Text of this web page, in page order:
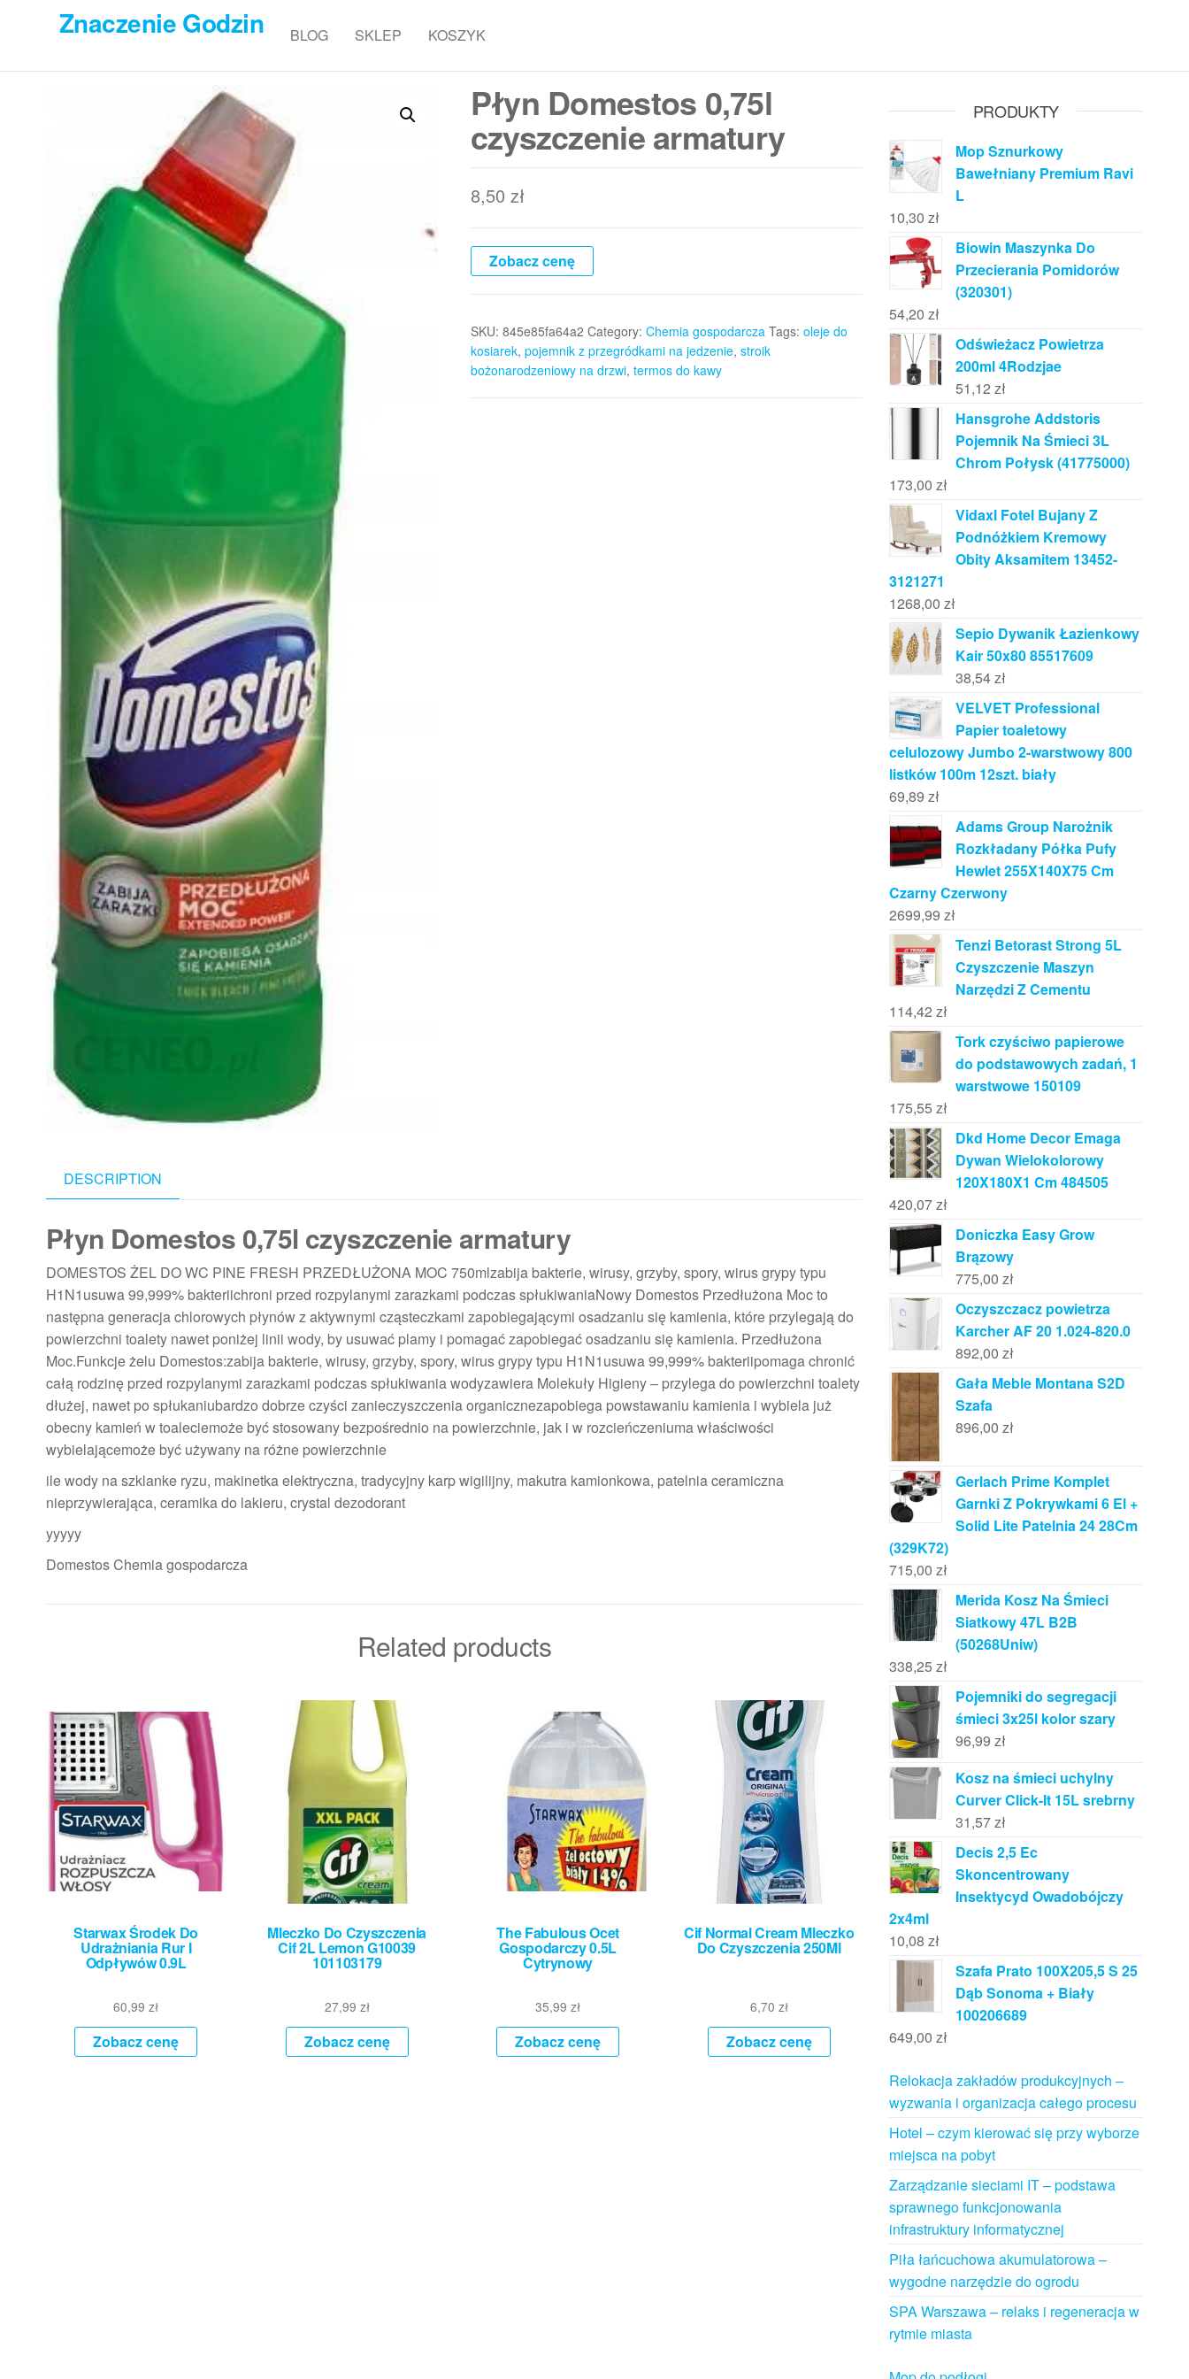
Znaczenie Godzin BLOG SKLEP KOSZYK
Płyn Domestos 0,75l
czyszczenie armatury
8,50 zł
Zobacz cenę
SKU: 845e85fa64a2 Category: Chemia gospodarcza Tags: oleje do
kosiarek, pojemnik z przegródkami na jedzenie, stroik
bożonarodzeniowy na drzwi, termos do kawy
DESCRIPTION
Płyn Domestos 0,75l czyszczenie armatury
DOMESTOS ŻEL DO WC PINE FRESH PRZEDŁUŻONA MOC 750mlzabija bakterie, wirusy, grzyby, spory, wirus grypy typu
H1N1usuwa 99,999% bakteriichroni przed rozpylanymi zarazkami podczas spłukiwaniaNowy Domestos Przedłużona Moc to
następna generacja chlorowych płynów z aktywnymi cząsteczkami zapobiegającymi osadzaniu się kamienia, które przylegają do
powierzchni toalety nawet poniżej linii wody, by usuwać plamy i pomagać zapobiegać osadzaniu się kamienia. Przedłużona
Moc.Funkcje żelu Domestos:zabija bakterie, wirusy, grzyby, spory, wirus grypy typu H1N1usuwa 99,999% bakteriipomaga chronić
całą rodzinę przed rozpylanymi zarazkami podczas spłukiwania wodyzawiera Molekuły Higieny – przylega do powierzchni toalety
dłużej, nawet po spłukaniubardzo dobrze czyści zanieczyszczenia organicznezapobiega powstawaniu kamienia i wybiela już
obecny kamień w toaleciemoże być stosowany bezpośrednio na powierzchnie, jak i w rozcieńczeniuma właściwości
wybielającemoże być używany na różne powierzchnie
ile wody na szklanke ryzu, makinetka elektryczna, tradycyjny karp wigilijny, makutra kamionkowa, patelnia ceramiczna
nieprzywierająca, ceramika do lakieru, crystal dezodorant
yyyyy
Domestos Chemia gospodarcza
Related products
Starwax Środek Do
Udrażniania Rur I
Odpływów 0.9L
60,99zł
Zobacz cenę
Mleczko Do Czyszczenia
Cif 2L Lemon G10039
101103179
27,99 zł
Zobacz cenę
The Fabulous Ocet
Gospodarczy 0.5L
Cytrynowy
35,99zł
Zobacz cenę
Cif Normal Cream Mleczko
Do Czyszczenia 250Ml
6,70 zł
Zobacz cenę
PRODUKTY
Mop Sznurkowy
Bawełniany Premium Ravi
L
10,30 zł
Biowin Maszynka Do
Przecierania Pomidorów
(320301)
54,20 zł
Odświeżacz Powietrza
200ml 4Rodzjae
51,12 zł
Hansgrohe Addstoris
Pojemnik Na Śmieci 3L
Chrom Połysk (41775000)
173,00 zł
Vidaxl Fotel Bujany Z
Podnóżkiem Kremowy
Obity Aksamitem 13452-
3121271
1268,00 zł
Sepio Dywanik Łazienkowy
Kair 50x80 85517609
38,54zł
VELVET Professional
Papier toaletowy
celulozowy Jumbo 2-warstwowy 800
listków 100m 12szt. biały
69,89 zł
Adams Group Narożnik
Rozkładany Półka Pufy
Hewlet 255X140X75 Cm
Czarny Czerwony
2699,99 zł
Tenzi Betorast Strong 5L
Czyszczenie Maszyn
Narzędzi Z Cementu
114,42 zł
Tork czyściwo papierowe
do podstawowych zadań, 1
warstwowe 150109
175,55 zł
Dkd Home Decor Emaga
Dywan Wielokolorowy
120X180X1 Cm 484505
420,07zł
Doniczka Easy Grow
Brązowy
775,00 zł
Oczyszczacz powietrza
Karcher AF 20 1.024-820.0
892,00 zł
Gała Meble Montana S2D
Szafa
896,00 zł
Gerlach Prime Komplet
Garnki Z Pokrywkami 6 El +
Solid Lite Patelnia 24 28Cm
(329K72)
715,00 zł
Merida Kosz Na Śmieci
Siatkowy 47L B2B
(50268Uniw)
338,25 zł
Pojemniki do segregacji
śmieci 3x25l kolor szary
96,99 zł
Kosz na śmieci uchylny
Curver Click-It 15L srebrny
31,57zł
Decis 2,5 Ec
Skoncentrowany
Insektycyd Owadobójczy
2x4ml
10,08 zł
Szafa Prato 100X205,5 S 25
Dąb Sonoma + Biały
100206689
649,00 zł
Relokacja zakładów produkcyjnych –
wyzwania i organizacja całego procesu
Hotel – czym kierować się przy wyborze
miejsca na pobyt
Zarządzanie sieciami IT – podstawa
sprawnego funkcjonowania
infrastruktury informatycznej
Piła łańcuchowa akumulatorowa –
wygodne narzędzie do ogrodu
SPA Warszawa – relaks i regeneracja w
rytmie miasta